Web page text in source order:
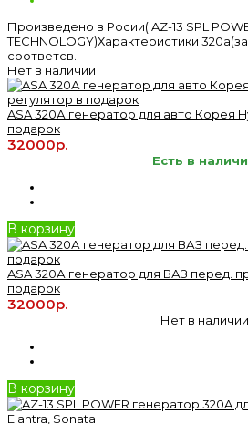
Произведено в Росии( AZ-13 SPL
TECHNOLOGY)Характеристики
соответсв..
Нет в наличии
ASA 320А генератор для авто Корея
подарок
32000р.
Есть в
В корзину
ASA 320А генератор для ВАЗ перед.
подарок
32000р.
Нет в наличии
В корзину